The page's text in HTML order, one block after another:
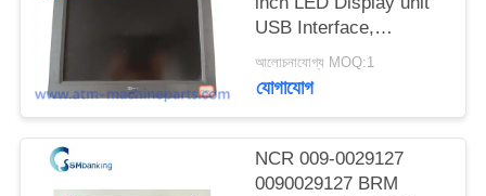
PRIVACY
POLICY
USB Interface,
SN:5943-5100-9090;
Power rating 12V-
আলোচনাযোগ্য MOQ:1
যোগাযোগ
NCR 009-0029127
0090029127 BRM